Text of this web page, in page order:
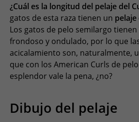
¿Cuál es la longitud del pelaje del
gatos de esta raza tienen un
Los gatos de pelo semilargo
frondoso y ondulado, por lo que
acicalamiento son, naturalmente,
que con los American Curls de
esplendor vale la pena, ¿no?
Dibujo del pelaje